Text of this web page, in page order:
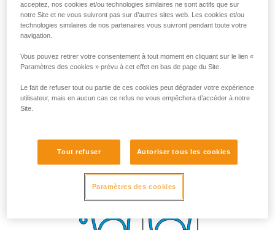
acceptez, nos cookies et/ou technologies similaires ne sont actifs que sur
notre Site et ne vous suivront pas sur d’autres sites web. Les cookies et/ou
technologies similaires de nos partenaires vous suivront pendant toute votre
navigation.
Vous pouvez retirer votre consentement à tout moment en cliquant sur le lien «
Paramètres des cookies » prévu à cet effet en bas de page du Site.
Le fait de refuser tout ou partie de ces cookies peut dégrader votre expérience
utilisateur, mais en aucun cas ce refus ne vous empêchera d’accéder à notre
Site.
Tout refuser Autoriser tous les cookies
Paramètres des cookies